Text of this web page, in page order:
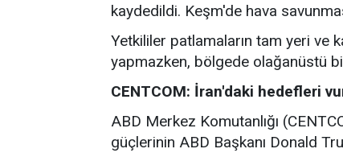
kaydedildi. Keşm'de hava
Yetkililer patlamaların tam yeri ve
yapmazken, bölgede olağanüstü
CENTCOM: İran'daki hedefleri
ABD Merkez Komutanlığı
güçlerinin ABD Başkanı Donald